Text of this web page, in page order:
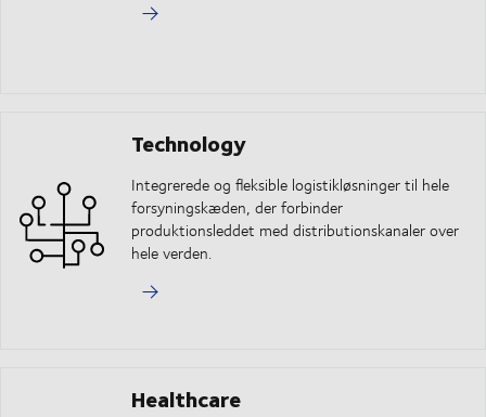
Technology
Integrerede og fleksible logistikløsninger til hele
forsyningskæden, der forbinder
produktionsleddet med distributionskanaler over
hele verden.
Healthcare